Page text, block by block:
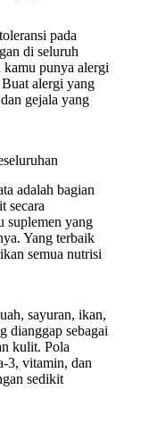
pada
di seluruh
kamu punya alergi
alergi yang
gejala yang
adalah bagian
secara
suplemen yang
Yang terbaik
semua nutrisi
sayuran, ikan,
dianggap sebagai
kulit. Pola
3, vitamin, dan
sedikit